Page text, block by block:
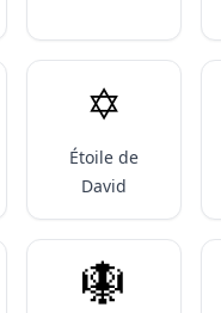
✡️
Étoile de
David
🪯